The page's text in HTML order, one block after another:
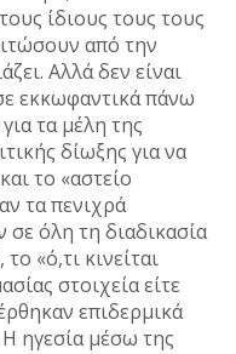
ίδιους τους τους
από την
Αλλά δεν είναι
εκκωφαντικά πάνω
τα μέλη της
δίωξης για να
το «αστείο
τα πενιχρά
όλη τη διαδικασία
«ό,τι κινείται
στοιχεία είτε
επιδερμικά
ηγεσία μέσω της